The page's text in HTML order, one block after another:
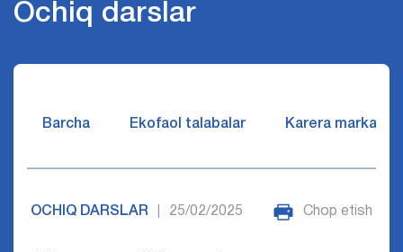
Ochiq darslar
Barcha Ekofaol talabalar Karera markazi
OCHIQ DARSLAR 25/02/2025 Chop etish